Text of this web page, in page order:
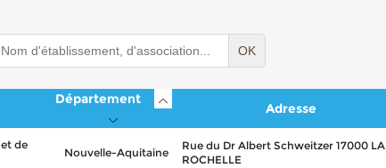
OK
Département
Adresse
de
Nouvelle-Aquitaine
Rue du Dr Albert Schweitzer 17000 LA
ROCHELLE